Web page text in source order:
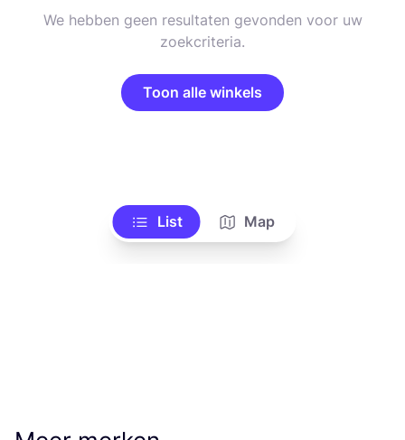
We hebben geen resultaten gevonden voor uw
zoekcriteria.
Toon alle winkels
List Map